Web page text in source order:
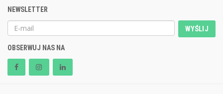
NEWSLETTER
WYŚLIJ
OBSERWUJ NAS NA